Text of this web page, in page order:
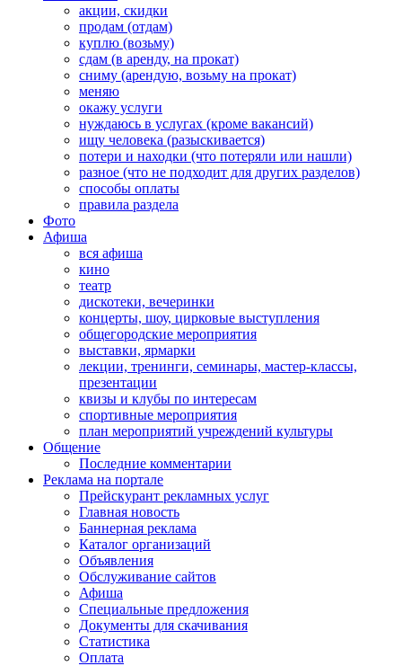
акции, скидки
продам (отдам)
куплю (возьму)
сдам (в аренду, на прокат)
сниму (арендую, возьму на прокат)
меняю
окажу услуги
нуждаюсь в услугах (кроме вакансий)
ищу человека (разыскивается)
потери и находки (что потеряли или нашли)
разное (что не подходит для других разделов)
способы оплаты
правила раздела
Фото
Афиша
вся афиша
кино
театр
дискотеки, вечеринки
концерты, шоу, цирковые выступления
общегородские мероприятия
выставки, ярмарки
лекции, тренинги, семинары, мастер-классы,
презентации
квизы и клубы по интересам
спортивные мероприятия
план мероприятий учреждений культуры
Общение
Последние комментарии
Реклама на портале
Прейскурант рекламных услуг
Главная новость
Баннерная реклама
Каталог организаций
Объявления
Обслуживание сайтов
Афиша
Специальные предложения
Документы для скачивания
Статистика
Оплата